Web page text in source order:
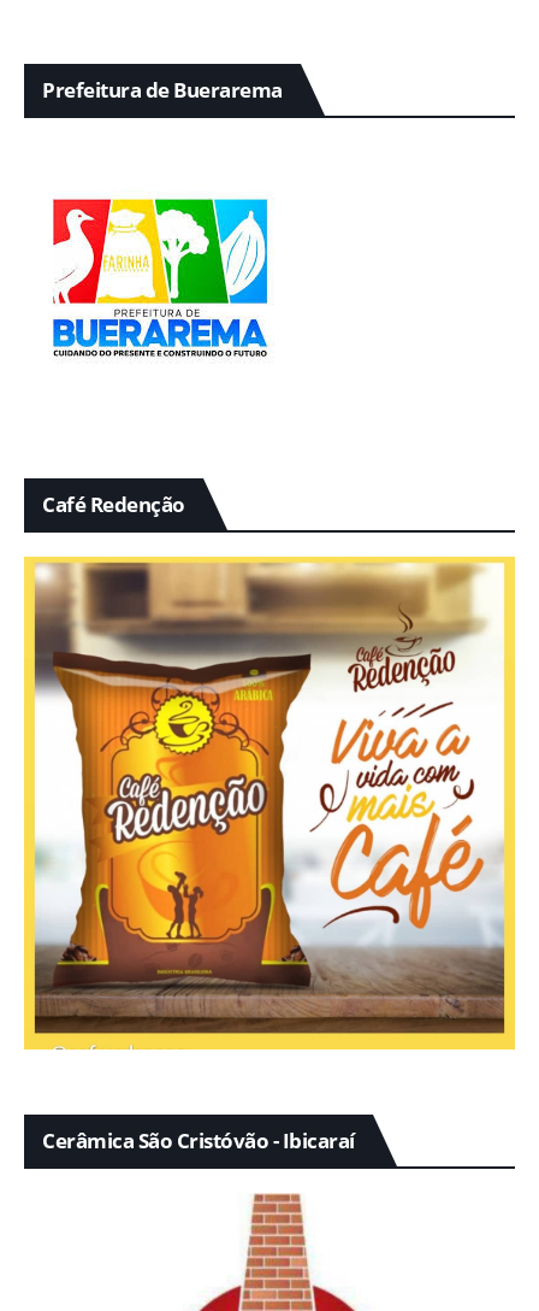
Prefeitura de Buerarema
Café Redenção
Cerâmica São Cristóvão - Ibicaraí